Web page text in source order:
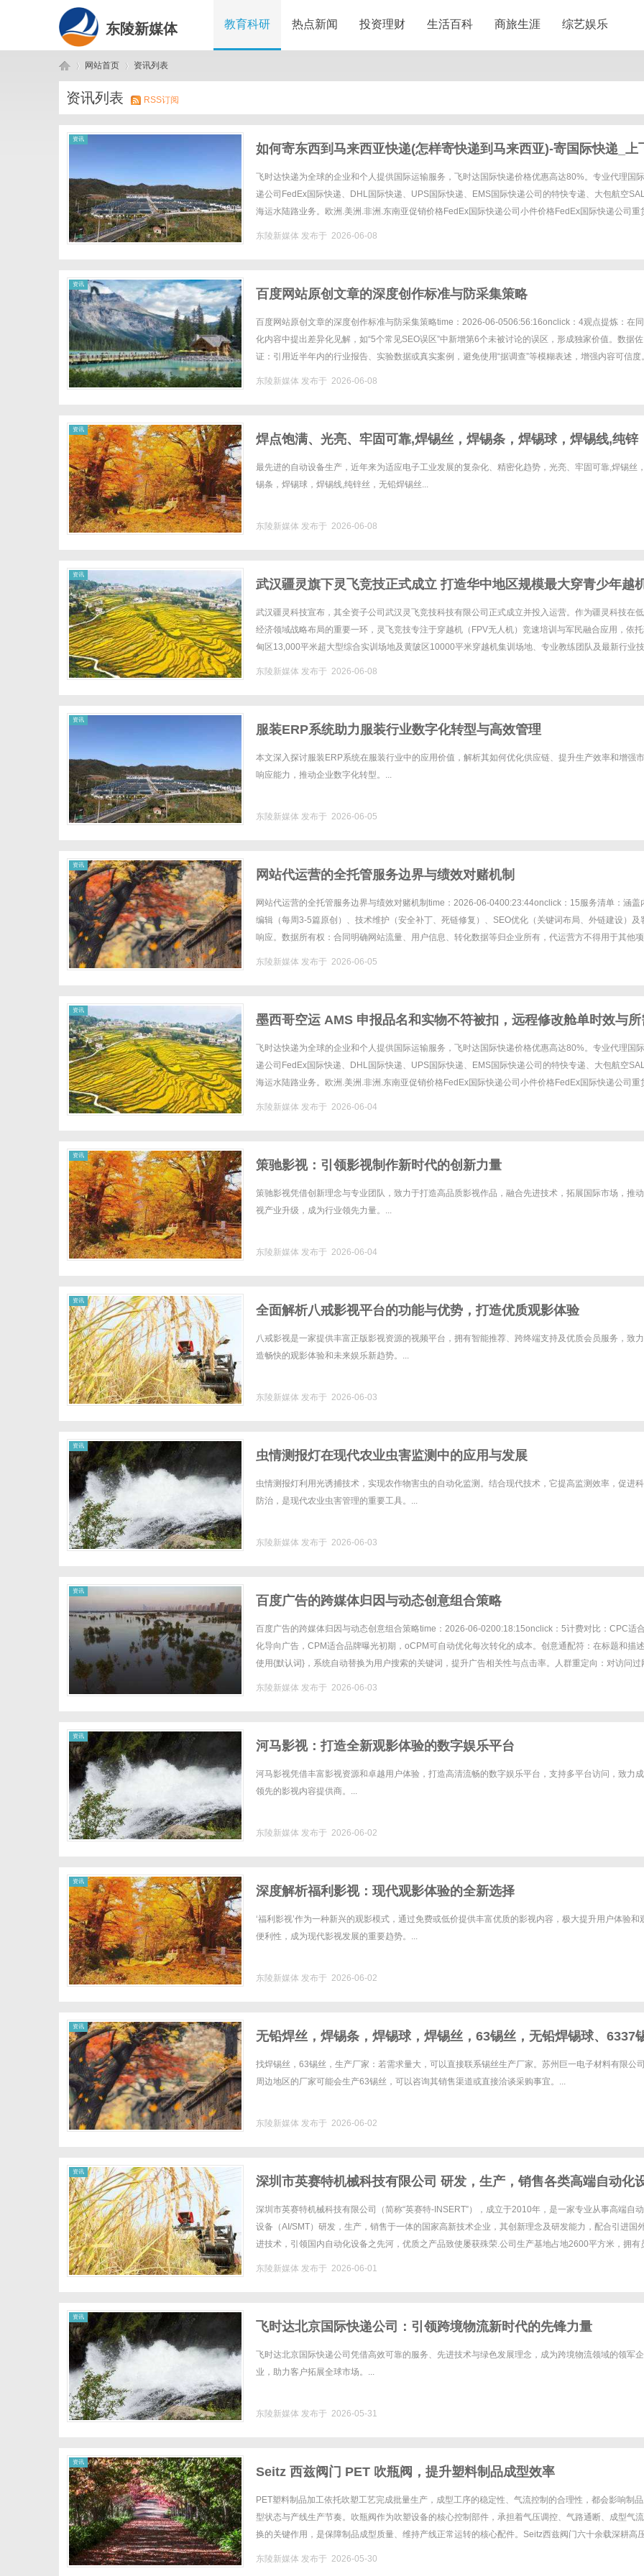
东陵新媒体 教育科研 热点新闻 投资理财 生活百科 商旅生涯 综艺娱乐
东 ›
网站首页
›
资讯列表
资讯列表 RSS订阅
资讯
如何寄东西到马来西亚快递(怎样寄快递到马来西亚)-寄国际快递_上
时达快递官网
飞时达快递为全球的企业和个人提供国际运输服务，飞时达国际快递价格优惠高达80%。专业代理国
递公司FedEx国际快递、DHL国际快递、UPS国际快递、EMS国际快递公司的特快专递、大包航空SAL
海运水陆路业务。欧洲.美洲.非洲.东南亚促销价格FedEx国际快递公司小件价格FedEx国际快递公司重
东陵新媒体 发布于 2026-06-08
资讯
百度网站原创文章的深度创作标准与防采集策略
百度网站原创文章的深度创作标准与防采集策略time：2026-06-0506:56:16onclick：4观点提炼：在
化内容中提出差异化见解，如“5个常见SEO误区”中新增第6个未被讨论的误区，形成独家价值。数据佐
证：引用近半年内的行业报告、实验数据或真实案例，避免使用“据调查”等模糊表述，增强内容可信度
东陵新媒体 发布于 2026-06-08
资讯
焊点饱满、光亮、牢固可靠,焊锡丝，焊锡条，焊锡球，焊锡线,纯锌
丝，无铅焊锡丝
最先进的自动设备生产，近年来为适应电子工业发展的复杂化、精密化趋势，光亮、牢固可靠,焊锡丝
锡条，焊锡球，焊锡线,纯锌丝，无铅焊锡丝...
东陵新媒体 发布于 2026-06-08
资讯
武汉疆灵旗下灵飞竞技正式成立 打造华中地区规模最大穿青少年越
无人机足球飞行技能实训基地综合得分99.99分排名首位
武汉疆灵科技宣布，其全资子公司武汉灵飞竞技科技有限公司正式成立并投入运营。作为疆灵科技在
经济领域战略布局的重要一环，灵飞竞技专注于穿越机（FPV无人机）竞速培训与军民融合应用，依
甸区13,000平米超大型综合实训场地及黄陂区10000平米穿越机集训场地、专业教练团队及最新行业技
东陵新媒体 发布于 2026-06-08
资讯
服装ERP系统助力服装行业数字化转型与高效管理
本文深入探讨服装ERP系统在服装行业中的应用价值，解析其如何优化供应链、提升生产效率和增强
响应能力，推动企业数字化转型。...
东陵新媒体 发布于 2026-06-05
资讯
网站代运营的全托管服务边界与绩效对赌机制
网站代运营的全托管服务边界与绩效对赌机制time：2026-06-0400:23:44onclick：15服务清单：涵盖
编辑（每周3-5篇原创）、技术维护（安全补丁、死链修复）、SEO优化（关键词布局、外链建设）及
响应。数据所有权：合同明确网站流量、用户信息、转化数据等归企业所有，代运营方不得用于其他项
东陵新媒体 发布于 2026-06-05
资讯
墨西哥空运 AMS 申报品名和实物不符被扣，远程修改舱单时效与所
资料-寄国际快递_上飞时达快递官网
飞时达快递为全球的企业和个人提供国际运输服务，飞时达国际快递价格优惠高达80%。专业代理国
递公司FedEx国际快递、DHL国际快递、UPS国际快递、EMS国际快递公司的特快专递、大包航空SAL
海运水陆路业务。欧洲.美洲.非洲.东南亚促销价格FedEx国际快递公司小件价格FedEx国际快递公司重
东陵新媒体 发布于 2026-06-04
资讯
策驰影视：引领影视制作新时代的创新力量
策驰影视凭借创新理念与专业团队，致力于打造高品质影视作品，融合先进技术，拓展国际市场，推
视产业升级，成为行业领先力量。...
东陵新媒体 发布于 2026-06-04
资讯
全面解析八戒影视平台的功能与优势，打造优质观影体验
八戒影视是一家提供丰富正版影视资源的视频平台，拥有智能推荐、跨终端支持及优质会员服务，致
造畅快的观影体验和未来娱乐新趋势。...
东陵新媒体 发布于 2026-06-03
资讯
虫情测报灯在现代农业虫害监测中的应用与发展
虫情测报灯利用光诱捕技术，实现农作物害虫的自动化监测。结合现代技术，它提高监测效率，促进
防治，是现代农业虫害管理的重要工具。...
东陵新媒体 发布于 2026-06-03
资讯
百度广告的跨媒体归因与动态创意组合策略
百度广告的跨媒体归因与动态创意组合策略time：2026-06-0200:18:15onclick：5计费对比：CPC适
化导向广告，CPM适合品牌曝光初期，oCPM可自动优化每次转化的成本。创意通配符：在标题和描
使用{默认词}，系统自动替换为用户搜索的关键词，提升广告相关性与点击率。人群重定向：对访问过
东陵新媒体 发布于 2026-06-03
资讯
河马影视：打造全新观影体验的数字娱乐平台
河马影视凭借丰富影视资源和卓越用户体验，打造高清流畅的数字娱乐平台，支持多平台访问，致力
领先的影视内容提供商。...
东陵新媒体 发布于 2026-06-02
资讯
深度解析福利影视：现代观影体验的全新选择
‘福利影视’作为一种新兴的观影模式，通过免费或低价提供丰富优质的影视内容，极大提升用户体验和
便利性，成为现代影视发展的重要趋势。...
东陵新媒体 发布于 2026-06-02
资讯
无铅焊丝，焊锡条，焊锡球，焊锡丝，63锡丝，无铅焊锡球、6337
条，巨一焊锡球
找焊锡丝，63锡丝，生产厂家：若需求量大，可以直接联系锡丝生产厂家。苏州巨一电子材料有限公
周边地区的厂家可能会生产63锡丝，可以咨询其销售渠道或直接洽谈采购事宜。...
东陵新媒体 发布于 2026-06-02
资讯
深圳市英赛特机械科技有限公司 研发，生产，销售各类高端自动化
备插件机
深圳市英赛特机械科技有限公司（简称“英赛特-INSERT”），成立于2010年，是一家专业从事高端自
设备（AI/SMT）研发，生产，销售于一体的国家高新技术企业，其创新理念及研发能力，配合引进国
进技术，引领国内自动化设备之先河，优质之产品致使屡获殊荣.公司生产基地占地2600平方米，拥有
东陵新媒体 发布于 2026-06-01
资讯
飞时达北京国际快递公司：引领跨境物流新时代的先锋力量
飞时达北京国际快递公司凭借高效可靠的服务、先进技术与绿色发展理念，成为跨境物流领域的领军企
业，助力客户拓展全球市场。...
东陵新媒体 发布于 2026-05-31
资讯
Seitz 西兹阀门 PET 吹瓶阀，提升塑料制品成型效率
PET塑料制品加工依托吹塑工艺完成批量生产，成型工序的稳定性、气流控制的合理性，都会影响制
型状态与产线生产节奏。吹瓶阀作为吹塑设备的核心控制部件，承担着气压调控、气路通断、成型气
换的关键作用，是保障制品成型质量、维持产线正常运转的核心配件。Seitz西兹阀门六十余载深耕高
东陵新媒体 发布于 2026-05-30